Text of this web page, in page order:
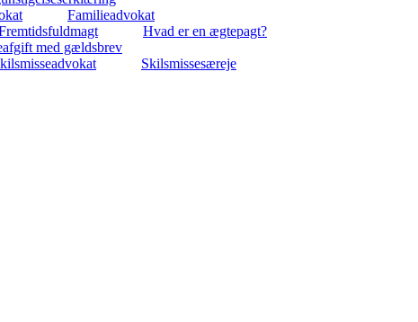
Familieadvokat
Hvad er en ægtepagt?
med gældsbrev
Skilsmissesæreje